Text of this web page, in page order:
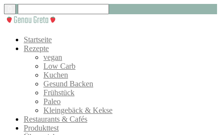
Startseite
Rezepte
vegan
Low Carb
Kuchen
Gesund Backen
Frühstück
Paleo
Kleingebäck & Kekse
Restaurants & Cafés
Produkttest